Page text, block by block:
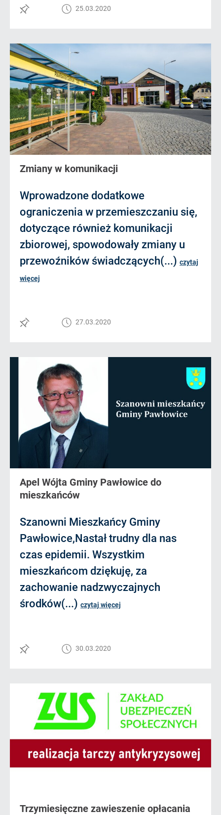
25.03.2020
Zmiany w komunikacji
Wprowadzone dodatkowe
ograniczenia w przemieszczaniu się,
dotyczące również komunikacji
zbiorowej, spowodowały zmiany u
przewoźników świadczących(...) czytaj
więcej
27.03.2020
Apel Wójta Gminy Pawłowice do
mieszkańców
Szanowni Mieszkańcy Gminy
Pawłowice,Nastał trudny dla nas
czas epidemii. Wszystkim
mieszkańcom dziękuję, za
zachowanie nadzwyczajnych
środków(...) czytaj więcej
30.03.2020
Trzymiesięczne zawieszenie opłacania